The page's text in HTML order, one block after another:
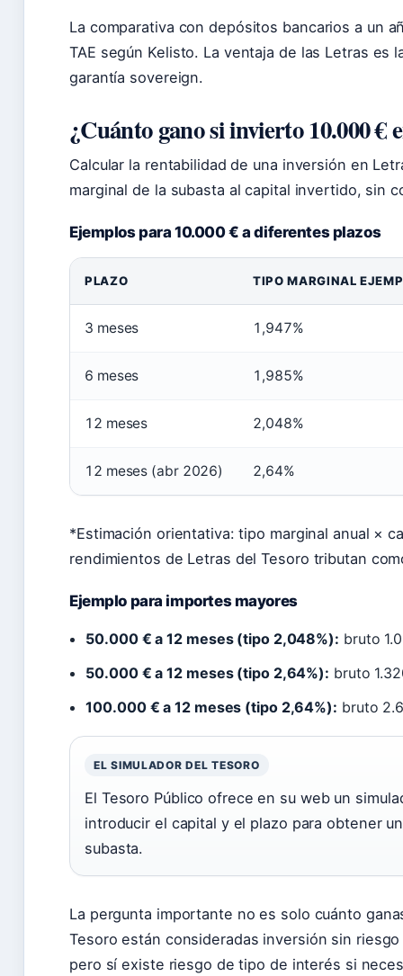
La comparativa con depósitos bancarios a un
TAE según Kelisto. La ventaja de las Letras es
garantía sovereign.
¿Cuánto gano si invierto 10.000 €
Calcular la rentabilidad de una inversión en
marginal de la subasta al capital invertido, sin
Ejemplos para 10.000 € a diferentes plazos
PLAZO TIPO MARGINAL
3 meses 1,947%
6 meses 1,985%
12 meses 2,048%
12 meses (abr 2026) 2,64%
*Estimación orientativa: tipo marginal anual ×
rendimientos de Letras del Tesoro tributan
Ejemplo para importes mayores
50.000 € a 12 meses (tipo 2,048%): bruto
50.000 € a 12 meses (tipo 2,64%): bruto
100.000 € a 12 meses (tipo 2,64%): bruto
EL SIMULADOR DEL TESORO
El Tesoro Público ofrece en su web un
introducir el capital y el plazo para obtener
subasta.
La pergunta importante no es solo cuánto
Tesoro están consideradas inversión sin
pero sí existe riesgo de tipo de interés si